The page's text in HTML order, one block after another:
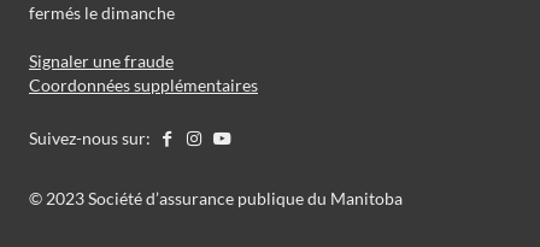
fermés le dimanche
Signaler une fraude
Coordonnées supplémentaires
Suivez-nous sur:
©️️ 2023 Société d’assurance publique du Manitoba